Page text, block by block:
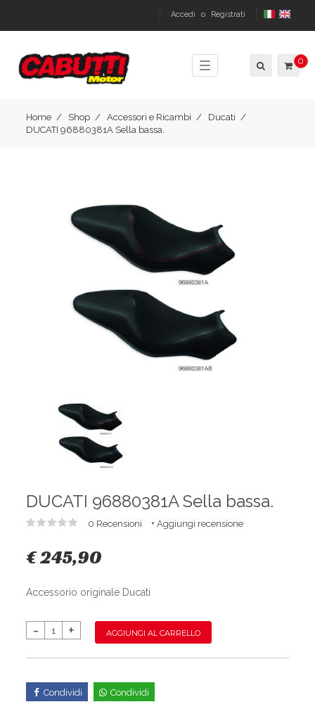
Accedi o Registrati
Toggle
navigation
0
Home Shop Accessori e Ricambi
Ducati
DUCATI 96880381A Sella bassa.
DUCATI 96880381A Sella bassa.
0 Recensioni + Aggiungi recensione
€ 245,90
Accessorio originale Ducati
AGGIUNGI AL CARRELLO
Condividi Condividi